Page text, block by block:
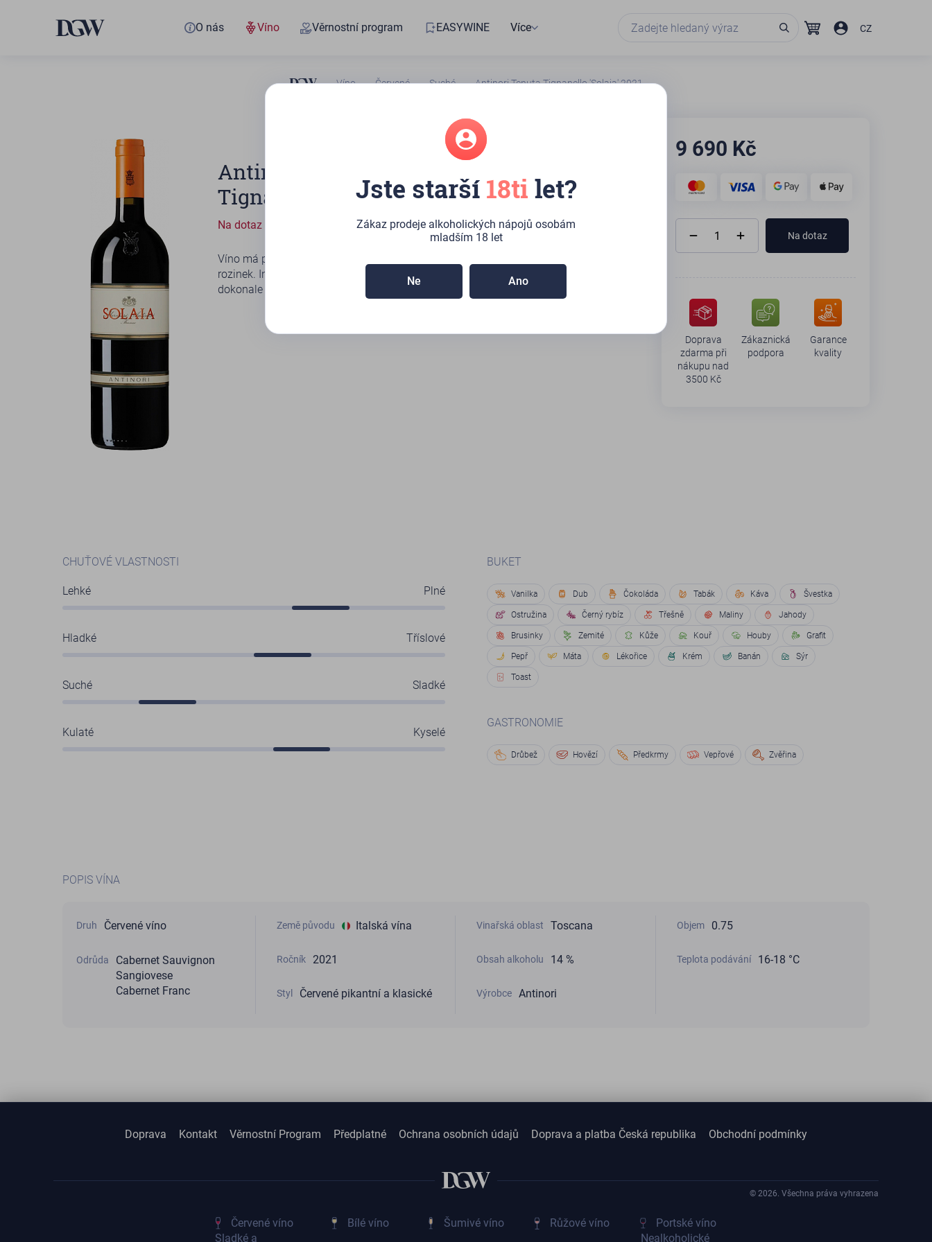
O nás Víno Věrnostní program EASYWINE Více CZ
Víno Červené Suché Antinori Tenuta Tignanello 'Solaia' 2021
Antinori Tenuta
Tignanello 'Solaia' 2021
Na dotaz
Víno má plnou, koncentrovanou a velmi elegantní vůni s tóny heřmánku a
rozinek. Intenzivní, ovocná a komplexní chuť s výbornou strukturou, jemnými,
dokonale vyváženými tříslovinami a lahodným, velmi dlouhým závěrem.
9 690 Kč
Na dotaz
Doprava
zdarma při
nákupu nad
3500 Kč
Zákaznická
podpora
Garance
kvality
BUKET
Vanilka Dub Čokoláda Tabák Káva Švestka
Ostružina Černý rybíz Třešně Maliny Jahody
Brusinky Zemité Kůže Kouř Houby Grafit
Pepř Máta Lékořice Krém Banán Sýr
Toast
GASTRONOMIE
Drůbež Hovězí Předkrmy Vepřové Zvěřina
CHUŤOVÉ VLASTNOSTI
Lehké Plné
Hladké Tříslové
Suché Sladké
Kulaté Kyselé
POPIS VÍNA
Druh Červené víno
Odrůda
Cabernet Sauvignon
Sangiovese
Cabernet Franc
Země původu Italská vína
Ročník 2021
Styl Červené pikantní a klasické
Vinařská oblast Toscana
Obsah alkoholu 14 %
Výrobce Antinori
Objem 0.75
Teplota podávání 16-18 °C
Doprava Kontakt Věrnostní Program Předplatné Ochrana osobních údajů Doprava a platba Česká republika Obchodní podmínky
© 2026. Všechna práva vyhrazena
Červené víno Bílé víno Šumivé víno Růžové víno
Portské víno
Sladké a
Nealkoholické
Jste starší 18ti let?
Zákaz prodeje alkoholických nápojů osobám
mladším 18 let
Ne Ano